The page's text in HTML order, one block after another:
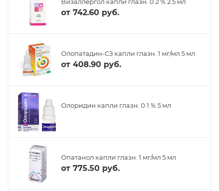
от 742.60 руб.
Олопатадин-СЗ капли глазн. 1 мг/мл 5 мл
от 408.90 руб.
Олоридин капли глазн. 0.1 % 5 мл
Опатанол капли глазн. 1 мг/мл 5 мл
от 775.50 руб.